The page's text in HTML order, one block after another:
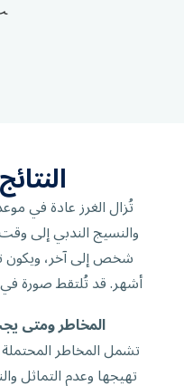
تُزال الغرز عادة في
والنسيج الندبي إلى
شخص إلى آخر، ويكون
أشهر. قد تُلتقط صورة في
المخاطر ومتى
تشمل المخاطر
تهيجها وعدم التماثل